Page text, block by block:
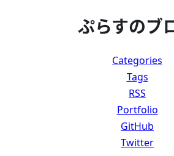
ぷらすのブ
Categories
Tags
RSS
Portfolio
GitHub
Twitter